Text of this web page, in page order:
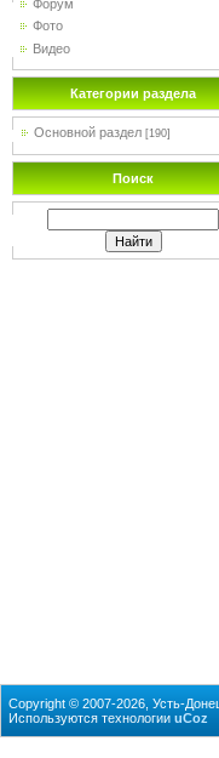
Форум
Фото
Видео
Категории раздела
Основной раздел [190]
Поиск
Copyright © 2007-2026, Усть-
Используются технологии uCoz